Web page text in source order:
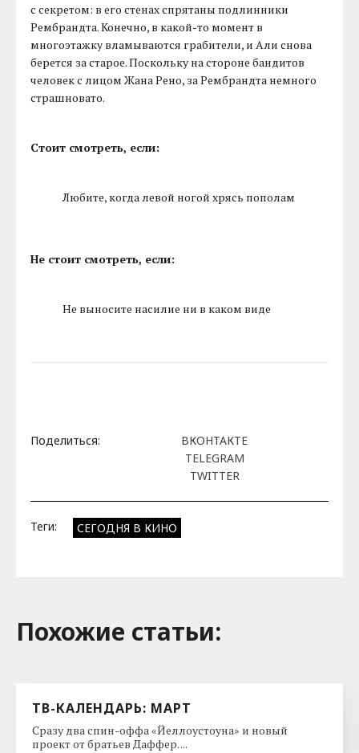
с секретом: в его стенах спрятаны подлинники
Рембрандта. Конечно, в какой-то момент в
многоэтажку вламываются грабители, и Али снова
берется за старое. Поскольку на стороне бандитов
человек с лицом Жана Рено, за Рембрандта немного
страшновато.
Стоит смотреть, если:
Любите, когда левой ногой хрясь пополам
Не стоит смотреть, если:
Не выносите насилие ни в каком виде
Поделиться:
ВКОНТАКТЕ
TELEGRAM
TWITTER
Теги: СЕГОДНЯ В КИНО
Похожие cтатьи:
ТВ-КАЛЕНДАРЬ: МАРТ
Сразу два спин-оффа «Йеллоустоуна» и новый
проект от братьев Даффер. ...